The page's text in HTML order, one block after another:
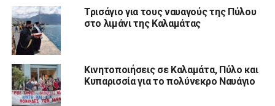
Τρισάγιο για τους ναυαγούς της Πύλου
στο λιμάνι της Καλαμάτας
Κινητοποιήσεις σε Καλαμάτα, Πύλο και
Κυπαρισσία για το πολύνεκρο Ναυάγιο